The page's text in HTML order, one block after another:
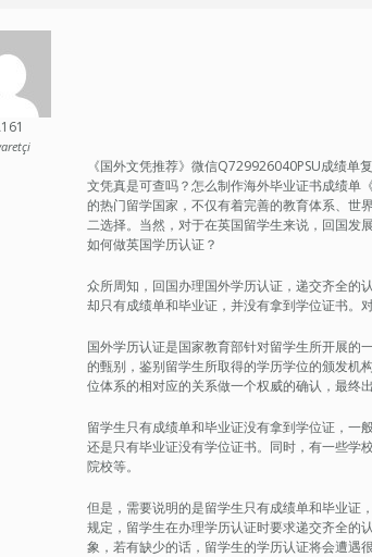
《国外文凭推荐》微信Q729926040PSU成绩
文凭真是可查吗？怎么制作海外毕业证书成绩
的热门留学国家，不仅有着完善的教育体系、世
二选择。当然，对于在英国留学生来说，回国发
如何做英国学历认证？
众所周知，回国办理国外学历认证，递交齐全的
却只有成绩单和毕业证，并没有拿到学位证书。
国外学历认证是国家教育部针对留学生所开展的
的甄别，鉴别留学生所取得的学历学位的颁发机
位体系的相对应的关系做一个权威的确认，最终
留学生只有成绩单和毕业证没有拿到学位证，一
还是只有毕业证没有学位证书。同时，有一些学
院校等。
但是，需要说明的是留学生只有成绩单和毕业证
规定，留学生在办理学历认证时要求递交齐全的
象，若有缺少的话，留学生的学历认证将会遭遇很